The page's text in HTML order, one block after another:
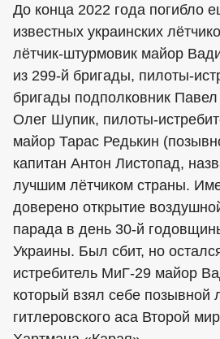
До конца 2022 года погибло
известных украинских
лётчик-штурмовик майор
из 299-й бригады, пилоты-
бригады подполковник
Олег Шупик, пилоты-
майор Тарас Редькин
капитан Антон Листопад,
лучшим лётчиком страны.
доверено открытие
парада в день 30-й
Украины. Был сбит, но
истребитель МиГ-29 майор
который взял себе позывной
гитлеровского аса Второй